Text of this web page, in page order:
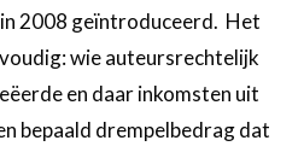
2008 geïntroduceerd. Het
wie auteursrechtelijk
en daar inkomsten uit
bepaald drempelbedrag dat